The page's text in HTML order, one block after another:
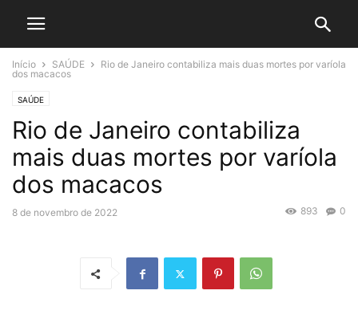
Início SAÚDE
Rio de Janeiro contabiliza mais duas mortes por varíola
dos macacos
SAÚDE
Rio de Janeiro contabiliza
mais duas mortes por varíola
dos macacos
8 de novembro de 2022 0
893